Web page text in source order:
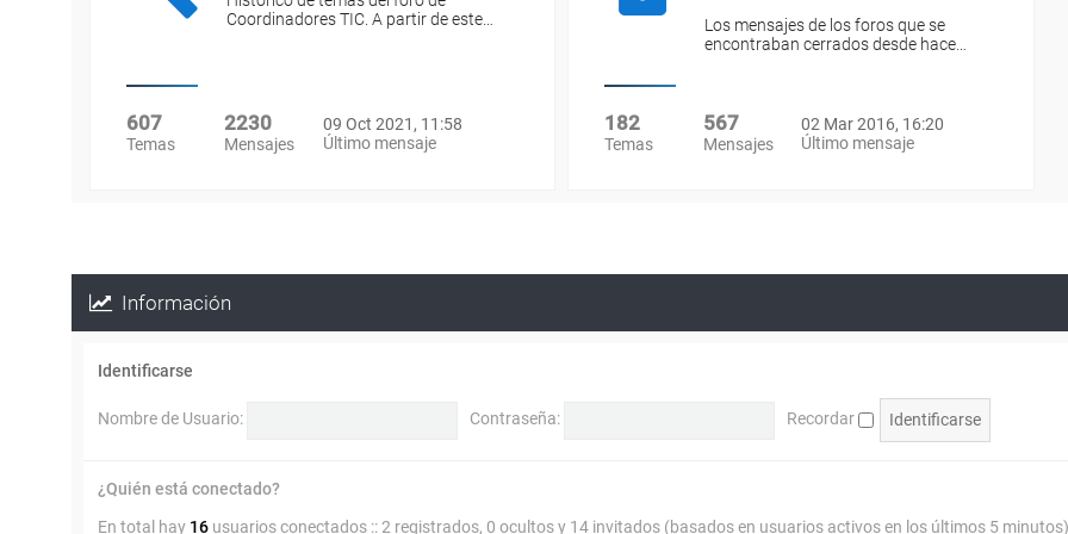
Coordinadores TIC. A partir de este…
607
Temas
2230
Mensajes
09 Oct 2021, 11:58
Último mensaje
Los mensajes de los foros que se
encontraban cerrados desde hace…
182
Temas
567
Mensajes
02 Mar 2016, 16:20
Último mensaje
Información
Identificarse
Nombre de Usuario: Contraseña: Recordar
¿Quién está conectado?
En total hay 16 usuarios conectados :: 2 registrados, 0 ocultos y 14 invitados (basados en usuarios activos en los últimos 5 minutos)